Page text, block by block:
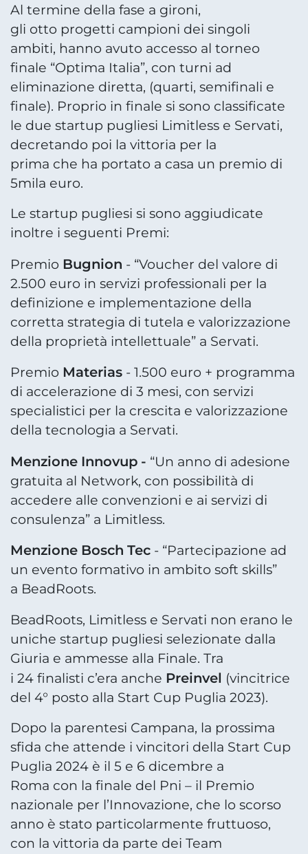
Al termine della fase a gironi,
gli otto progetti campioni dei singoli
ambiti, hanno avuto accesso al torneo
finale “Optima Italia”, con turni ad
eliminazione diretta, (quarti, semifinali e
finale). Proprio in finale si sono classificate
le due startup pugliesi Limitless e Servati,
decretando poi la vittoria per la
prima che ha portato a casa un premio di
5mila euro.
Le startup pugliesi si sono aggiudicate
inoltre i seguenti Premi:
Premio Bugnion - “Voucher del valore di
2.500 euro in servizi professionali per la
definizione e implementazione della
corretta strategia di tutela e valorizzazione
della proprietà intellettuale” a Servati.
Premio Materias - 1.500 euro + programma
di accelerazione di 3 mesi, con servizi
specialistici per la crescita e valorizzazione
della tecnologia a Servati.
Menzione Innovup - “Un anno di adesione
gratuita al Network, con possibilità di
accedere alle convenzioni e ai servizi di
consulenza” a Limitless.
Menzione Bosch Tec - “Partecipazione ad
un evento formativo in ambito soft skills”
a BeadRoots.
BeadRoots, Limitless e Servati non erano le
uniche startup pugliesi selezionate dalla
Giuria e ammesse alla Finale. Tra
i 24 finalisti c’era anche Preinvel (vincitrice
del 4° posto alla Start Cup Puglia 2023).
Dopo la parentesi Campana, la prossima
sfida che attende i vincitori della Start Cup
Puglia 2024 è il 5 e 6 dicembre a
Roma con la finale del Pni – il Premio
nazionale per l’Innovazione, che lo scorso
anno è stato particolarmente fruttuoso,
con la vittoria da parte dei Team